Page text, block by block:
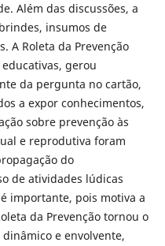
Além das discussões, a
insumos de
A Roleta da Prevenção
gerou
da pergunta no cartão,
a expor conhecimentos,
sobre prevenção às
e reprodutiva foram
do
de atividades lúdicas
importante, pois motiva a
da Prevenção tornou o
e envolvente,